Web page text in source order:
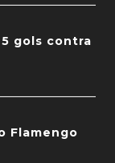
gols contra
Flamengo